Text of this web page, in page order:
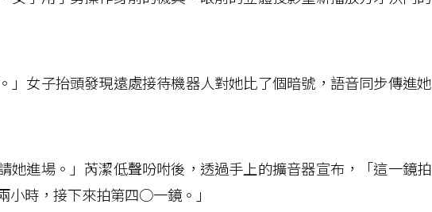
」女子抬頭發現遠處接待機器人對她比了個暗號，語音同步傳進她
她進場。」芮潔低聲吩咐後，透過手上的擴音器宣布，「這一鏡拍
小時，接下來拍第四○一鏡。」